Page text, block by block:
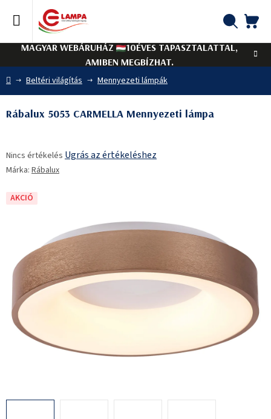
tartalomhoz
MAGYAR WEBÁRUHÁZ
10ÉVES TAPASZTALATTAL,
AMIBEN MEGBÍZHAT.
Kezdőlap
Beltéri világítás Mennyezeti lámpák
Rábalux 5053 CARMELLA Mennyezeti lámpa
termék
átlagos
5-
Nincs értékelés Ugrás az értékeléshez
Márka: Rábalux
AKCIÓ